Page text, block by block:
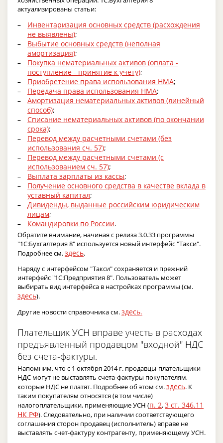
актуализированы статьи:
Инвентаризация основных средств (расхождения
не выявлены);
Выбытие основных средств (неполная
амортизация);
Покупка нематериальных активов (оплата -
поступление - принятие к учету);
Приобретение права использования НМА;
Передача права использования НМА;
Амортизация нематериальных активов (линейный
способ);
Списание нематериальных активов (по окончании
срока);
Перевод между расчетными счетами (без
использования сч. 57);
Перевод между расчетными счетами (с
использованием сч. 57);
Выплата зарплаты из кассы;
Получение основного средства в качестве вклада в
уставный капитал;
Дивиденды, выданные российским юридическим
лицам;
Командировки по России.
Обратите внимание, начиная с релиза 3.0.33 программы
"1С:Бухгалтерия 8" используется новый интерфейс "Такси".
Подробнее см.здесь.
Наряду с интерфейсом "Такси" сохраняется и прежний
интерфейс "1С:Предприятия 8". Пользователь может
выбирать вид интерфейса в настройках программы (см.
здесь).
Другие новости справочника см.здесь.
Плательщик УСН вправе учесть в расходах
предъявленный продавцом "входной" НДС
без счета-фактуры.
Напомним, что с 1 октября 2014 г. продавцы-плательщики
НДС могут не выставлять счета-фактуры покупателям,
которые НДС не платят. Подробнее об этом см.здесь. К
таким покупателям относятся (в том числе)
налогоплательщики, применяющие УСН (п. 2,3 ст. 346.11
НК РФ). Следовательно, при наличии соответствующего
соглашения сторон продавец (исполнитель) вправе не
выставлять счет-фактуру контрагенту, применяющему УСН.